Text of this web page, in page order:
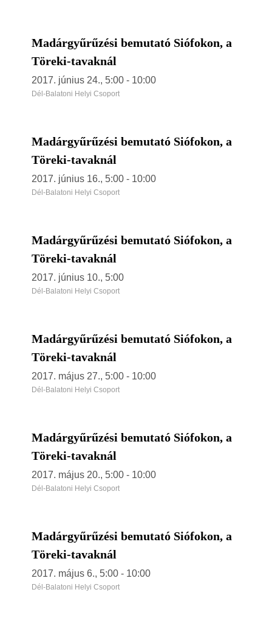
Madárgyűrűzési bemutató Siófokon, a
Töreki-tavaknál
2017. június 24., 5:00 - 10:00
Dél-Balatoni Helyi Csoport
Madárgyűrűzési bemutató Siófokon, a
Töreki-tavaknál
2017. június 16., 5:00 - 10:00
Dél-Balatoni Helyi Csoport
Madárgyűrűzési bemutató Siófokon, a
Töreki-tavaknál
2017. június 10., 5:00
Dél-Balatoni Helyi Csoport
Madárgyűrűzési bemutató Siófokon, a
Töreki-tavaknál
2017. május 27., 5:00 - 10:00
Dél-Balatoni Helyi Csoport
Madárgyűrűzési bemutató Siófokon, a
Töreki-tavaknál
2017. május 20., 5:00 - 10:00
Dél-Balatoni Helyi Csoport
Madárgyűrűzési bemutató Siófokon, a
Töreki-tavaknál
2017. május 6., 5:00 - 10:00
Dél-Balatoni Helyi Csoport